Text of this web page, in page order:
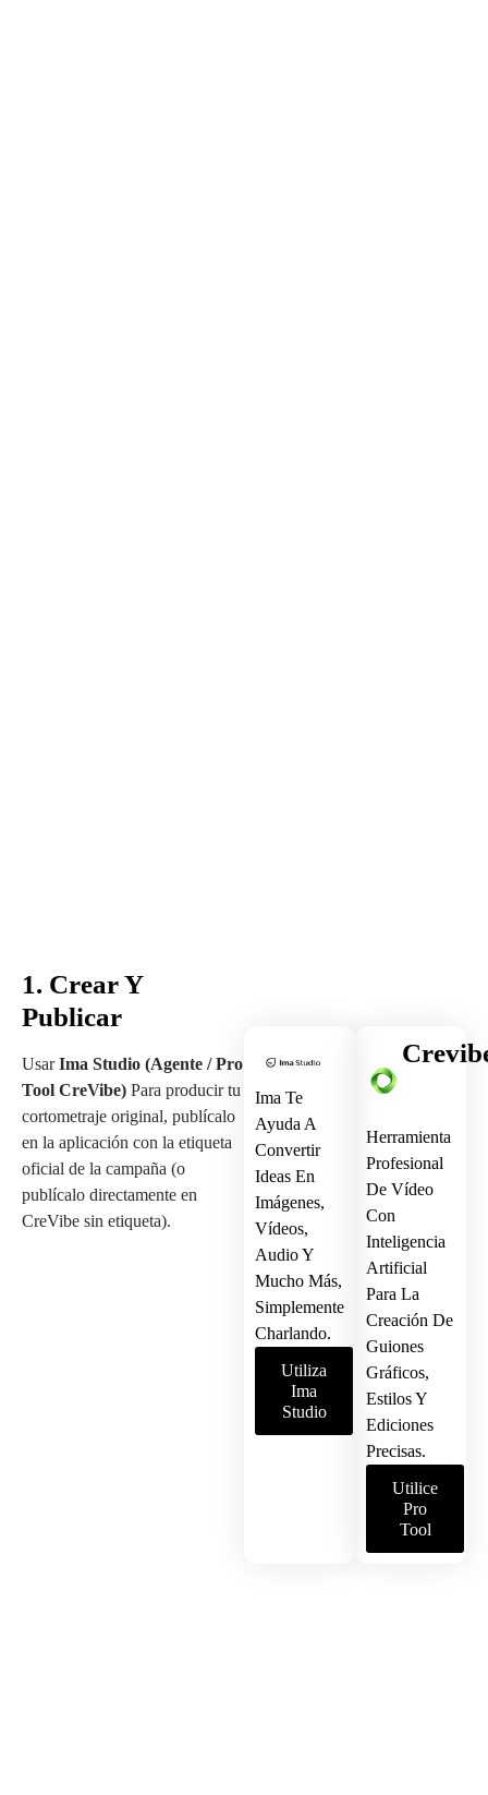
1. Crear Y
Publicar
UsarIma Studio (Agente / Pro
Tool CreVibe) Para producir tu
cortometraje original, publícalo
en la aplicación con la etiqueta
oficial de la campaña (o
publícalo directamente en
CreVibe sin etiqueta).
Ima Te
Ayuda A
Convertir
Ideas En
Imágenes,
Vídeos,
Audio Y
Mucho Más,
Simplemente
Charlando.
Utiliza
Ima
Studio
Herramienta
Profesional
De Vídeo
Con
Inteligencia
Artificial
Para La
Creación De
Guiones
Gráficos,
Estilos Y
Ediciones
Precisas.
Utilice
Pro
Tool